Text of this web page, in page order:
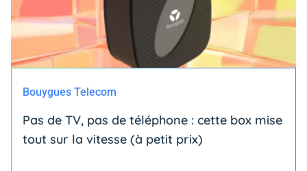
Bouygues Telecom
Pas de TV, pas de téléphone : cette box mise
tout sur la vitesse (à petit prix)